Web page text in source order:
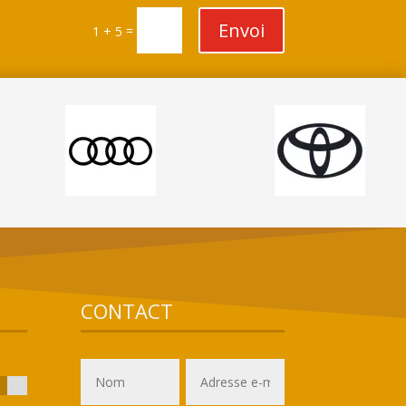
1 + 5 = Envoi
CONTACT